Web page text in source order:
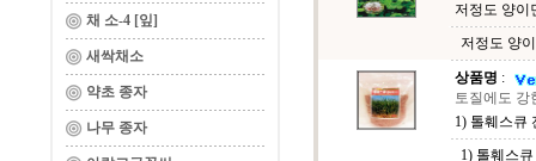
채 소-4 [잎]
새싹채소
약초 종자
나무 종자
저정도 양이
저정도 양
상품명 :
토질에도 강
1) 톨훼스큐
1) 톨훼스